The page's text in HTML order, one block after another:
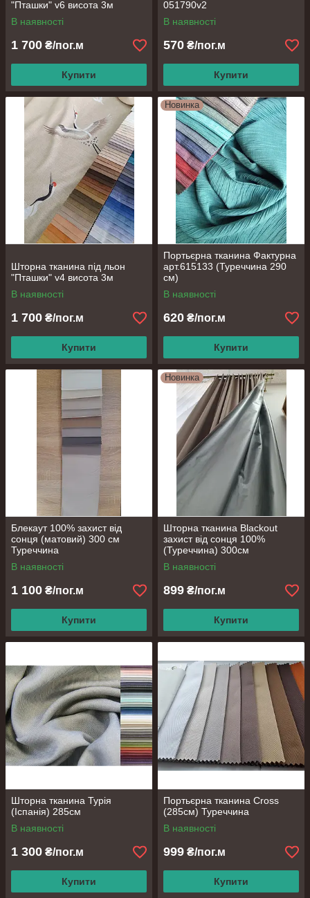
"Пташки" v6 висота 3м
В наявності
1 700 ₴/пог.м
Купити
051790v2
В наявності
570 ₴/пог.м
Купити
Шторна тканина під льон
"Пташки" v4 висота 3м
В наявності
1 700 ₴/пог.м
Купити
Новинка
Портьєрна тканина Фактурна
арт.615133 (Туреччина 290
см)
В наявності
620 ₴/пог.м
Купити
Блекаут 100% захист від
сонця (матовий) 300 см
Туреччина
В наявності
1 100 ₴/пог.м
Купити
Новинка
Шторна тканина Blackout
захист від сонця 100%
(Туреччина) 300см
В наявності
899 ₴/пог.м
Купити
Шторна тканина Турія
(Іспанія) 285см
В наявності
1 300 ₴/пог.м
Купити
Портьєрна тканина Cross
(285cм) Туреччина
В наявності
999 ₴/пог.м
Купити